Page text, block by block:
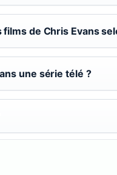
de Chris Evans
une série télé ?